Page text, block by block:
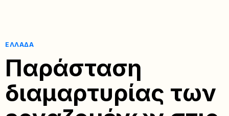
ΕΛΛΆΔΑ
Παράσταση
διαμαρτυρίας των